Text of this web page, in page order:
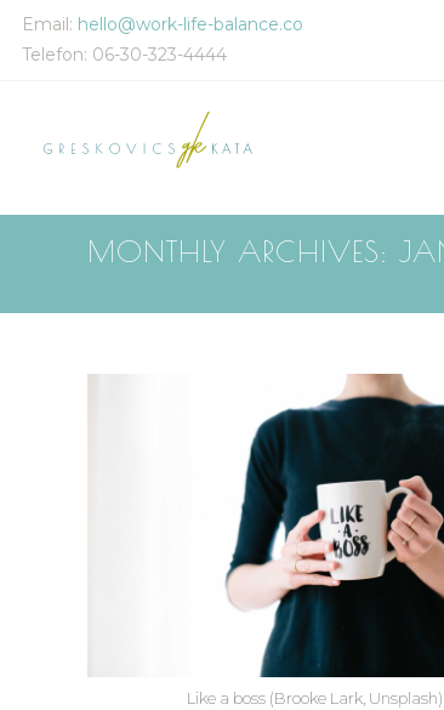
Email: hello@work-life-balance.co
Telefon: 06-30-323-4444
MONTHLY ARCHIVES:
Like a boss (Brooke Lark, Unsplash)